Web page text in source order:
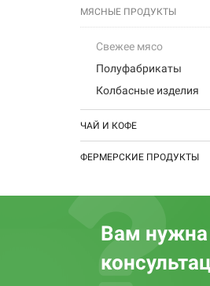
МЯСНЫЕ ПРОДУКТЫ
Свежее мясо
Полуфабрикаты
Колбасные изделия
ЧАЙ И КОФЕ
ФЕРМЕРСКИЕ ПРОДУКТЫ
Вам нужна